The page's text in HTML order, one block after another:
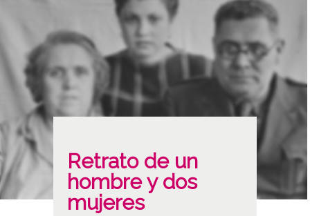
Retrato de un
hombre y dos
mujeres